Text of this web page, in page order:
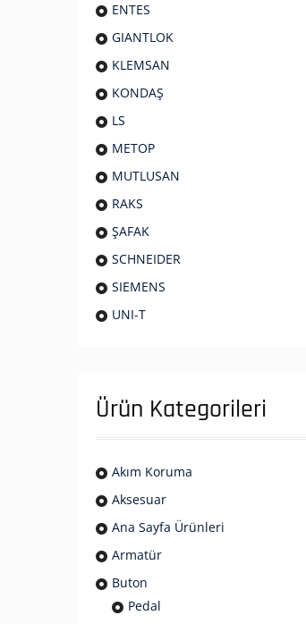
ENTES
GIANTLOK
KLEMSAN
KONDAŞ
LS
METOP
MUTLUSAN
RAKS
ŞAFAK
SCHNEIDER
SIEMENS
UNI-T
Ürün Kategorileri
Akım Koruma
Aksesuar
Ana Sayfa Ürünleri
Armatür
Buton
Pedal